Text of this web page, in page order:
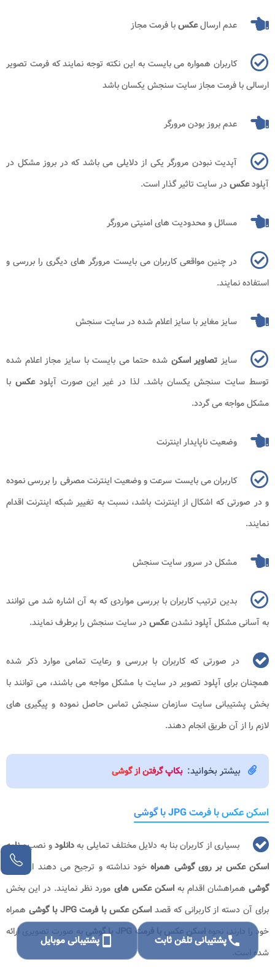
عدم ارسالعکسبا فرمت مجاز
کاربران همواره می بایست به این نکته توجه نمایند که فرمت تصویر
ارسالی با فرمت مجاز سایت سنجش یکسان باشد
عدم بروز بودن مرورگر
آپدیت نبودن مرورگر یکی از دلایلی می باشد که در بروز مشکل در
آپلودعکسدر سایت تاثیر گذار است.
مسائل و محدودیت های امنیتی مرورگر
در چنین مواقعی کاربران می بایست مرورگر های دیگری را بررسی و
استفاده نمایند.
سایز مغایر با سایز اعلام شده در سایت سنجش
سایز تصاویر اسکن شده حتما می بایست با سایز مجاز اعلام شده
توسط سایت سنجش یکسان باشد. لذا در غیر این صورت آپلودعکس با
مشکل مواجه می گردد.
وضعیت ناپایدار اینترنت
کاربران می بایست سرعت و وضعیت اینترنت مصرفی را بررسی نموده
و در صورتی که اشکال از اینترنت باشد، نسبت به تغییر شبکه اینترنت اقدام
نمایند.
مشکل در سرور سایت سنجش
بدین ترتیب کاربران با بررسی مواردی که به آن اشاره شد می توانند
به آسانی مشکل آپلود نشدنعکسدر سایت سنجش را برطرف نمایند.
در صورتی که کاربران با بررسی و رعایت تمامی موارد ذکر شده
همچنان برای آپلود تصویر در سایت با مشکل مواجه می باشند، می توانند با
بخش پشتیبانی سایت سازمان سنجش تماس حاصل نموده و پیگیری های
لازم را از آن طریق انجام دهند.
بیشتر بخوانید: بکاپ گرفتن از گوشی
اسکن عکس با فرمت JPG با گوشی
بسیاری از کاربران بنا به دلایل مختلف تمایلی بهدانلودو نصببرنامه
اسکن عکس بر روی گوشی همراهخود نداشته و ترجیح می دهند از طریق
گوشی همراهشان اقدام بهاسکن عکس های مورد نظر نمایند. در این بخش
برای آن دسته از کاربرانی که قصد اسکن عکس با فرمت JPG با گوشی
همراه
خود را دارند، نحوه
اسکن عکس با فرمت JPG با گوشی
به صورت تصویری ارائه
شده است.
callپشتیبانی تلفن ثابت smartphoneپشتیبانی موبایل